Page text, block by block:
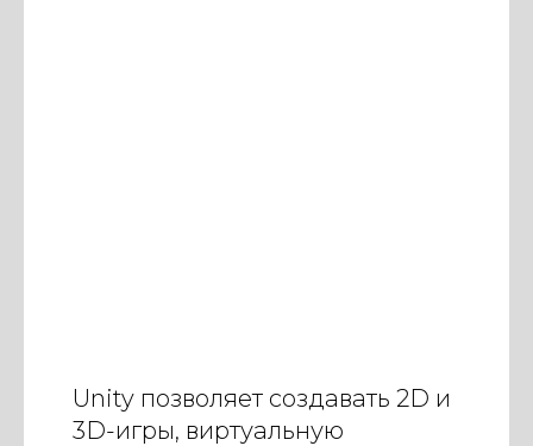
Unity позволяет создавать 2D и
3D-игры, виртуальную